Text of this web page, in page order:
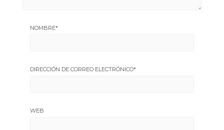
NOMBRE*
DIRECCIÓN DE CORREO ELECTRÓNICO*
WEB